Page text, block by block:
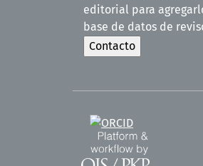
editorial para
base de datos de